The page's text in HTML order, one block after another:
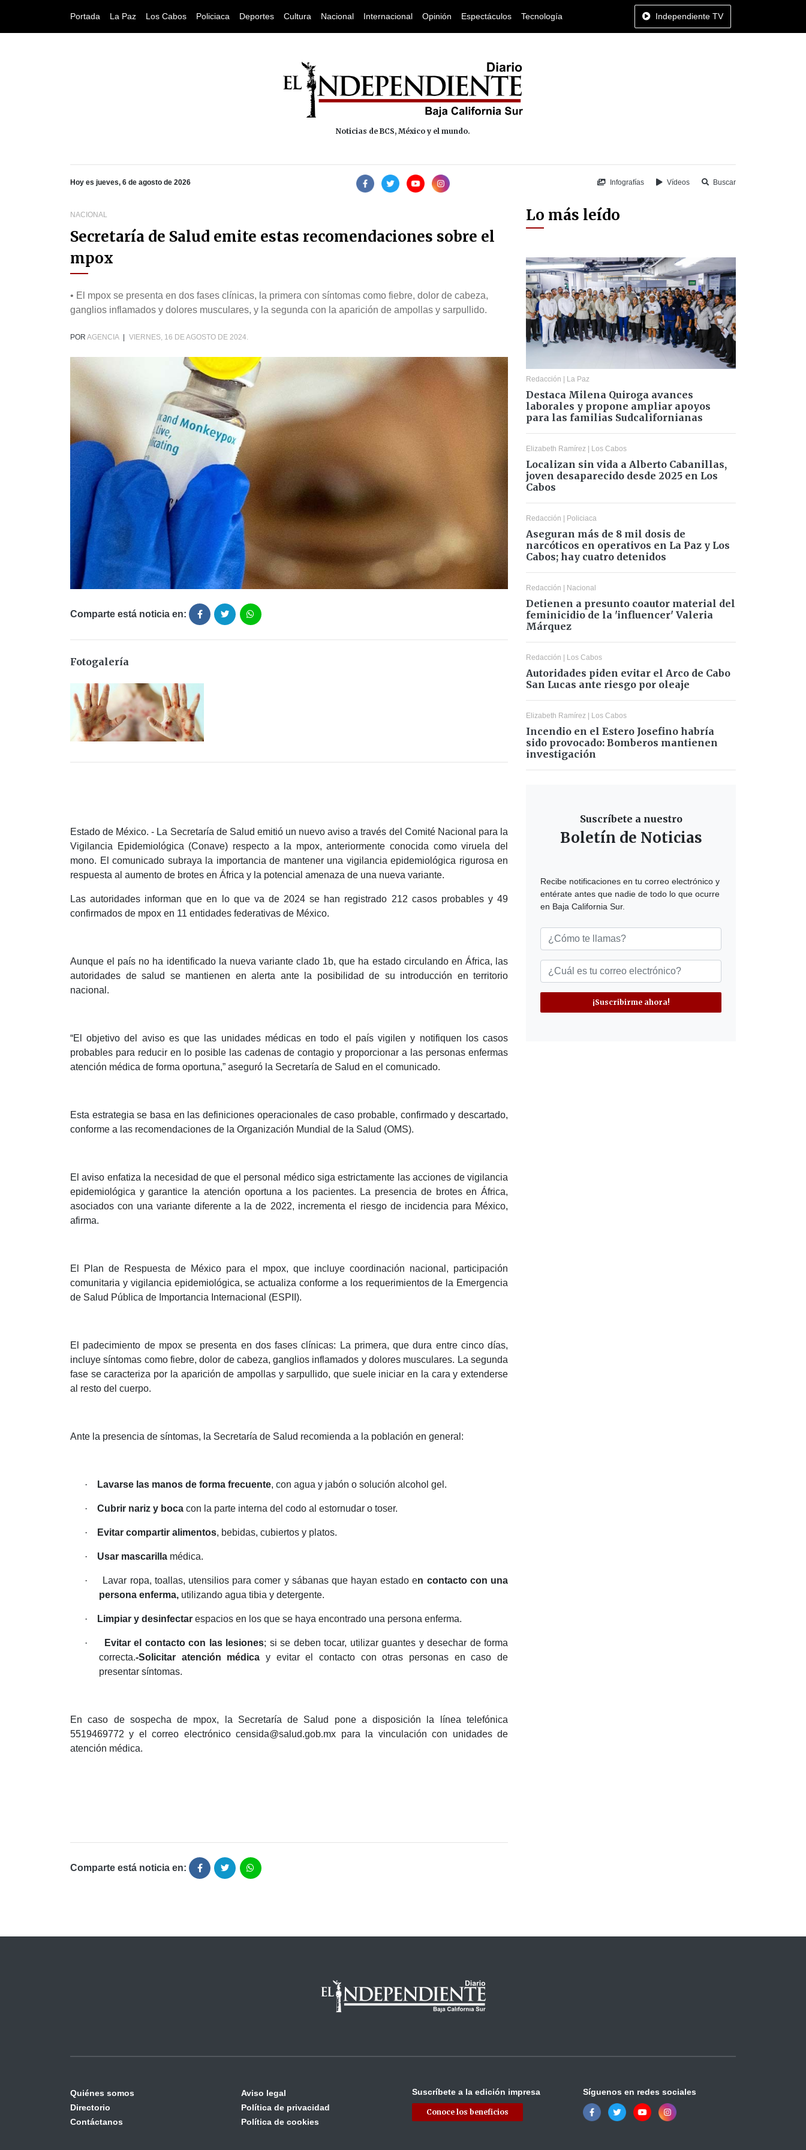
Portada La Paz Los Cabos Policiaca Deportes Cultura Nacional Internacional Opinión Espectáculos Tecnología Independiente TV
Noticias de BCS, México y el mundo.
Hoy es jueves, 6 de agosto de 2026 Infografías Vídeos Buscar
NACIONAL
Secretaría de Salud emite estas recomendaciones sobre el
mpox
• El mpox se presenta en dos fases clínicas, la primera con síntomas como fiebre, dolor de cabeza,
ganglios inflamados y dolores musculares, y la segunda con la aparición de ampollas y sarpullido.
POR AGENCIA VIERNES, 16 DE AGOSTO DE 2024.
Comparte está noticia en:
Fotogalería
Estado de México. - La Secretaría de Salud emitió un nuevo aviso a través del Comité Nacional para la
Vigilancia Epidemiológica (Conave) respecto a la mpox, anteriormente conocida como viruela del
mono. El comunicado subraya la importancia de mantener una vigilancia epidemiológica rigurosa en
respuesta al aumento de brotes en África y la potencial amenaza de una nueva variante.
Las autoridades informan que en lo que va de 2024 se han registrado 212 casos probables y 49
confirmados de mpox en 11 entidades federativas de México.
Aunque el país no ha identificado la nueva variante clado 1b, que ha estado circulando en África, las
autoridades de salud se mantienen en alerta ante la posibilidad de su introducción en territorio
nacional.
“El objetivo del aviso es que las unidades médicas en todo el país vigilen y notifiquen los casos
probables para reducir en lo posible las cadenas de contagio y proporcionar a las personas enfermas
atención médica de forma oportuna,” aseguró la Secretaría de Salud en el comunicado.
Esta estrategia se basa en las definiciones operacionales de caso probable, confirmado y descartado,
conforme a las recomendaciones de la Organización Mundial de la Salud (OMS).
El aviso enfatiza la necesidad de que el personal médico siga estrictamente las acciones de vigilancia
epidemiológica y garantice la atención oportuna a los pacientes. La presencia de brotes en África,
asociados con una variante diferente a la de 2022, incrementa el riesgo de incidencia para México,
afirma.
El Plan de Respuesta de México para el mpox, que incluye coordinación nacional, participación
comunitaria y vigilancia epidemiológica, se actualiza conforme a los requerimientos de la Emergencia
de Salud Pública de Importancia Internacional (ESPII).
El padecimiento de mpox se presenta en dos fases clínicas: La primera, que dura entre cinco días,
incluye síntomas como fiebre, dolor de cabeza, ganglios inflamados y dolores musculares. La segunda
fase se caracteriza por la aparición de ampollas y sarpullido, que suele iniciar en la cara y extenderse
al resto del cuerpo.
Ante la presencia de síntomas, la Secretaría de Salud recomienda a la población en general:
· Lavarse las manos de forma frecuente, con agua y jabón o solución alcohol gel.
· Cubrir nariz y boca con la parte interna del codo al estornudar o toser.
· Evitar compartir alimentos, bebidas, cubiertos y platos.
· Usar mascarilla médica.
· Lavar ropa, toallas, utensilios para comer y sábanas que hayan estado en contacto con una
persona enferma, utilizando agua tibia y detergente.
· Limpiar y desinfectar espacios en los que se haya encontrado una persona enferma.
· Evitar el contacto con las lesiones; si se deben tocar, utilizar guantes y desechar de forma
correcta.-Solicitar atención médica y evitar el contacto con otras personas en caso de
presentar síntomas.
En caso de sospecha de mpox, la Secretaría de Salud pone a disposición la línea telefónica
5519469772 y el correo electrónico censida@salud.gob.mx para la vinculación con unidades de
atención médica.
Comparte está noticia en:
Lo más leído
Redacción | La Paz
Destaca Milena Quiroga avances
laborales y propone ampliar apoyos
para las familias Sudcalifornianas
Elizabeth Ramírez | Los Cabos
Localizan sin vida a Alberto Cabanillas,
joven desaparecido desde 2025 en Los
Cabos
Redacción | Policiaca
Aseguran más de 8 mil dosis de
narcóticos en operativos en La Paz y Los
Cabos; hay cuatro detenidos
Redacción | Nacional
Detienen a presunto coautor material del
feminicidio de la 'influencer' Valeria
Márquez
Redacción | Los Cabos
Autoridades piden evitar el Arco de Cabo
San Lucas ante riesgo por oleaje
Elizabeth Ramírez | Los Cabos
Incendio en el Estero Josefino habría
sido provocado: Bomberos mantienen
investigación
Suscríbete a nuestro
Boletín de Noticias
Recibe notificaciones en tu correo electrónico y
entérate antes que nadie de todo lo que ocurre
en Baja California Sur.
¡Suscribirme ahora!
Quiénes somos
Directorio
Contáctanos
Aviso legal
Política de privacidad
Política de cookies
Suscríbete a la edición impresa
Conoce los beneficios
Síguenos en redes sociales